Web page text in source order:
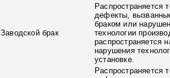
Заводской брак
Распространяется
дефекты,
браком или
технологии
распространяется
нарушения
установке.
Распространяется